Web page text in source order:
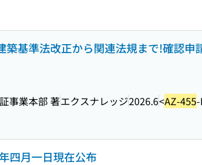
築基準法改正から関連法規まで!確認申
事業本部 著エクスナレッジ2026.6<AZ-455
四月一日現在公布